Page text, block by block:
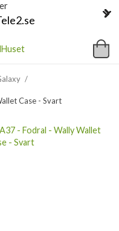
/
Case - Svart